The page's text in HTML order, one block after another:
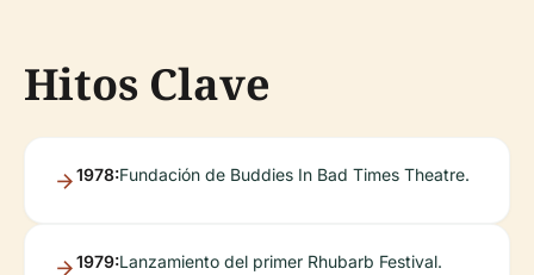
Hitos Clave
1978:Fundación de Buddies In Bad Times Theatre.
1979:Lanzamiento del primer Rhubarb Festival.